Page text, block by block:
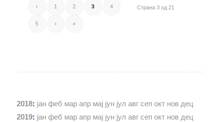
Страна 3 од 21
‹ 1 2 3 4
5 › »
2018: јан феб мар апр мај јун јул авг сеп окт нов дец
2019: јан феб мар апр мај јун јул авг сеп окт нов дец